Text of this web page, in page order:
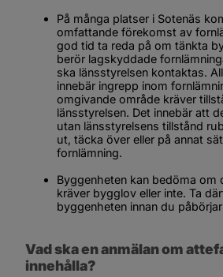
På många platser i Sotenäs
omfattande förekomst av
god tid ta reda på om tänkta
berör lagskyddade
ska länsstyrelsen kontaktas.
innebär ingrepp inom
omgivande område kräver
länsstyrelsen. Det innebär att
utan länsstyrelsens tillstånd
ut, täcka över eller på annat
fornlämning.
Byggenheten kan bedöma om
kräver bygglov eller inte. Ta
byggenheten innan du
Vad ska en anmälan om
innehålla?